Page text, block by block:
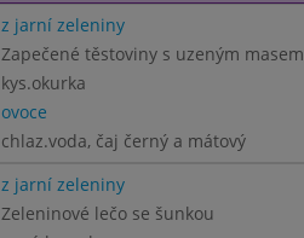
z jarní zeleniny
Zapečené těstoviny s uzeným masem
kys.okurka
ovoce
chlaz.voda, čaj černý a mátový
z jarní zeleniny
Zeleninové lečo se šunkou